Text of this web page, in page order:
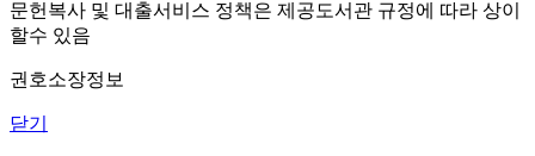
문헌복사 및 대출서비스 정책은 제공도서관 규정에 따라 상이
할수 있음
권호소장정보
닫기